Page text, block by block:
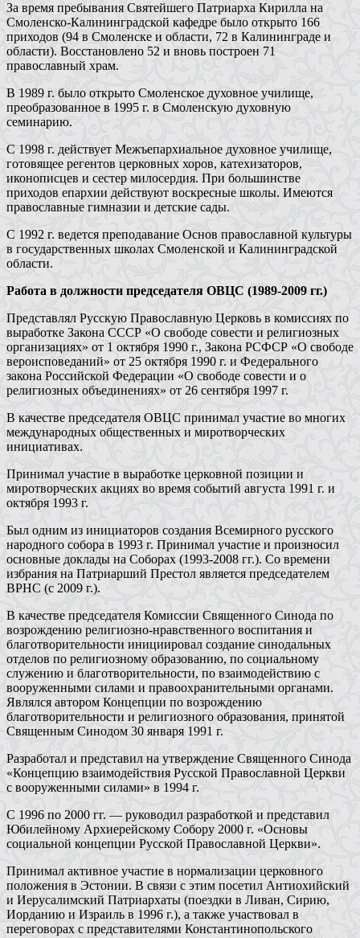
За время пребывания Святейшего Патриарха Кирилла на
Смоленско-Калининградской кафедре было открыто 166
приходов (94 в Смоленске и области, 72 в Калининграде и
области). Восстановлено 52 и вновь построен 71
православный храм.
В 1989 г. было открыто Смоленское духовное училище,
преобразованное в 1995 г. в Смоленскую духовную
семинарию.
С 1998 г. действует Межъепархиальное духовное училище,
готовящее регентов церковных хоров, катехизаторов,
иконописцев и сестер милосердия. При большинстве
приходов епархии действуют воскресные школы. Имеются
православные гимназии и детские сады.
С 1992 г. ведется преподавание Основ православной культуры
в государственных школах Смоленской и Калининградской
области.
Работа в должности председателя ОВЦС (1989-2009 гг.)
Представлял Русскую Православную Церковь в комиссиях по
выработке Закона СССР «О свободе совести и религиозных
организациях» от 1 октября 1990 г., Закона РСФСР «О свободе
вероисповеданий» от 25 октября 1990 г. и Федерального
закона Российской Федерации «О свободе совести и о
религиозных объединениях» от 26 сентября 1997 г.
В качестве председателя ОВЦС принимал участие во многих
международных общественных и миротворческих
инициативах.
Принимал участие в выработке церковной позиции и
миротворческих акциях во время событий августа 1991 г. и
октября 1993 г.
Был одним из инициаторов создания Всемирного русского
народного собора в 1993 г. Принимал участие и произносил
основные доклады на Соборах (1993-2008 гг.). Со времени
избрания на Патриарший Престол является председателем
ВРНС (с 2009 г.).
В качестве председателя Комиссии Священного Синода по
возрождению религиозно-нравственного воспитания и
благотворительности инициировал создание синодальных
отделов по религиозному образованию, по социальному
служению и благотворительности, по взаимодействию с
вооруженными силами и правоохранительными органами.
Являлся автором Концепции по возрождению
благотворительности и религиозного образования, принятой
Священным Синодом 30 января 1991 г.
Разработал и представил на утверждение Священного Синода
«Концепцию взаимодействия Русской Православной Церкви
с вооруженными силами» в 1994 г.
С 1996 по 2000 гг. — руководил разработкой и представил
Юбилейному Архиерейскому Собору 2000 г. «Основы
социальной концепции Русской Православной Церкви».
Принимал активное участие в нормализации церковного
положения в Эстонии. В связи с этим посетил Антиохийский
и Иерусалимский Патриархаты (поездки в Ливан, Сирию,
Иорданию и Израиль в 1996 г.), а также участвовал в
переговорах с представителями Константинопольского